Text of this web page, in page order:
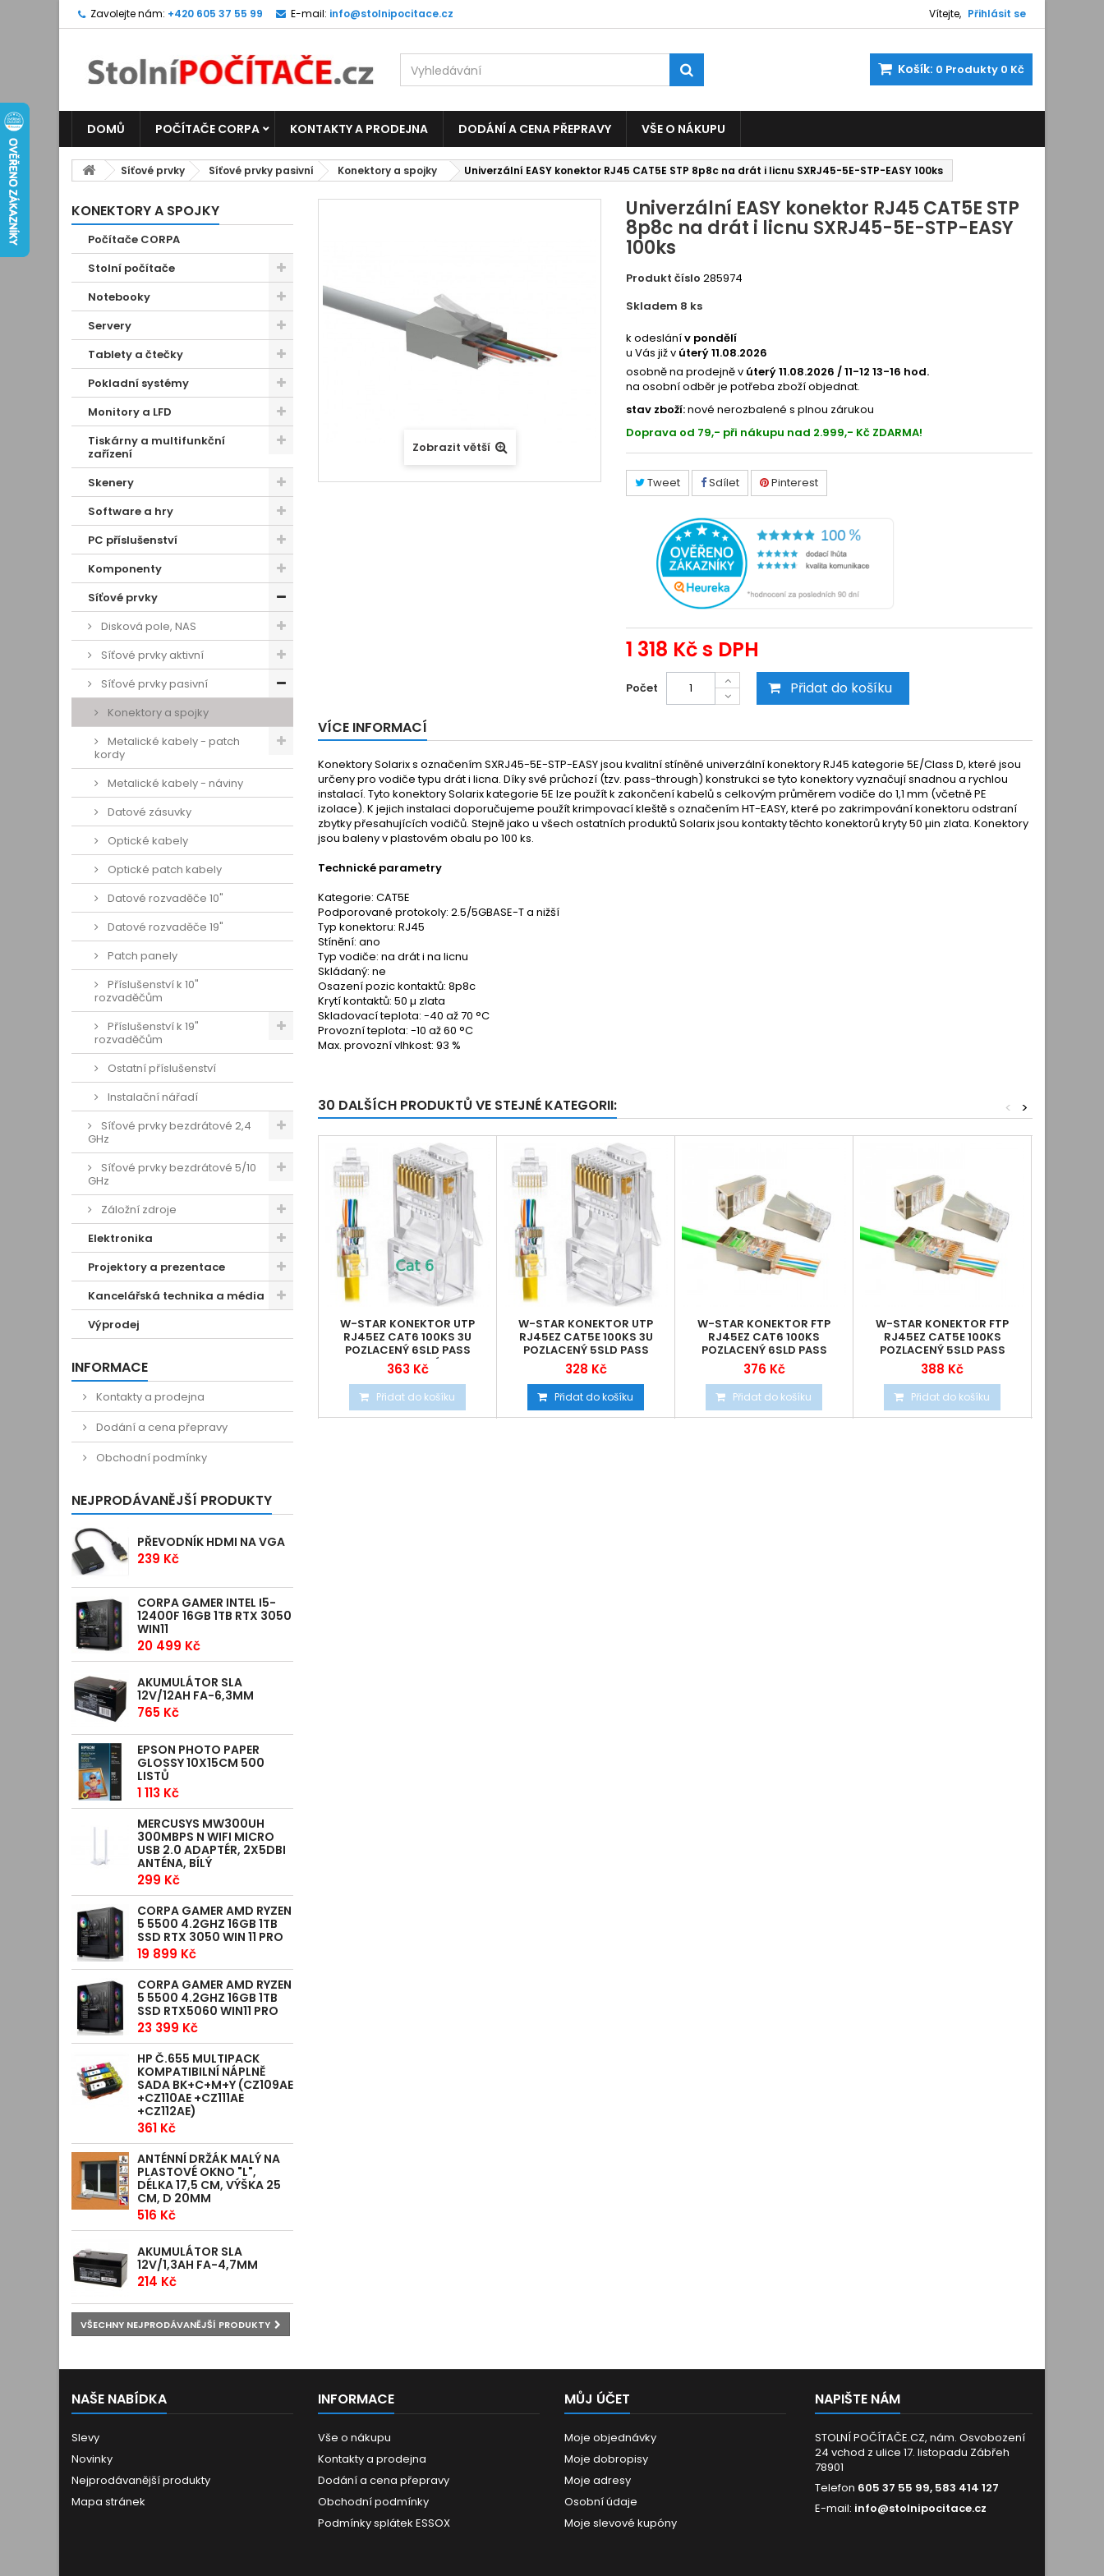
Vítejte, Přihlásit se
Zavolejte nám: +420 605 37 55 99 E-mail: info@stolnipocitace.cz
Košík: 0 Produkty 0 Kč
DOMŮ POČÍTAČE CORPA KONTAKTY A PRODEJNA DODÁNÍ A CENA PŘEPRAVY VŠE O NÁKUPU
Síťové prvky Síťové prvky pasivní Konektory a spojky Univerzální EASY konektor RJ45 CAT5E STP 8p8c na drát i licnu SXRJ45-5E-STP-EASY 100ks
KONEKTORY A SPOJKY
Počítače CORPA
Stolní počítače
Notebooky
Servery
Tablety a čtečky
Pokladní systémy
Monitory a LFD
Tiskárny a multifunkční
zařízení
Skenery
Software a hry
PC příslušenství
Komponenty
Síťové prvky
Disková pole, NAS
Síťové prvky aktivní
Síťové prvky pasivní
Konektory a spojky
Metalické kabely - patch
kordy
Metalické kabely - náviny
Datové zásuvky
Optické kabely
Optické patch kabely
Datové rozvaděče 10"
Datové rozvaděče 19"
Patch panely
Příslušenství k 10"
rozvaděčům
Příslušenství k 19"
rozvaděčům
Ostatní příslušenství
Instalační nářadí
Síťové prvky bezdrátové 2,4
GHz
Síťové prvky bezdrátové 5/10
GHz
Záložní zdroje
Elektronika
Projektory a prezentace
Kancelářská technika a média
Výprodej
INFORMACE
Kontakty a prodejna
Dodání a cena přepravy
Obchodní podmínky
NEJPRODÁVANĚJŠÍ PRODUKTY
PŘEVODNÍK HDMI NA VGA
239 Kč
CORPA GAMER INTEL I5-
12400F 16GB 1TB RTX 3050
WIN11
20 499 Kč
AKUMULÁTOR SLA
12V/12AH FA-6,3MM
765 Kč
EPSON PHOTO PAPER
GLOSSY 10X15CM 500
LISTŮ
1 113 Kč
MERCUSYS MW300UH
300MBPS N WIFI MICRO
USB 2.0 ADAPTÉR, 2X5DBI
ANTÉNA, BÍLÝ
299 Kč
CORPA GAMER AMD RYZEN
5 5500 4.2GHZ 16GB 1TB
SSD RTX 3050 WIN 11 PRO
19 899 Kč
CORPA GAMER AMD RYZEN
5 5500 4.2GHZ 16GB 1TB
SSD RTX5060 WIN11 PRO
23 399 Kč
HP Č.655 MULTIPACK
KOMPATIBILNÍ NÁPLNĚ
SADA BK+C+M+Y (CZ109AE
+CZ110AE +CZ111AE
+CZ112AE)
361 Kč
ANTÉNNÍ DRŽÁK MALÝ NA
PLASTOVÉ OKNO "L",
DÉLKA 17,5 CM, VÝŠKA 25
CM, D 20MM
516 Kč
AKUMULÁTOR SLA
12V/1,3AH FA-4,7MM
214 Kč
VŠECHNY NEJPRODÁVANĚJŠÍ PRODUKTY
Zobrazit větší
Univerzální EASY konektor RJ45 CAT5E STP
8p8c na drát i licnu SXRJ45-5E-STP-EASY
100ks
Produkt číslo 285974
Skladem 8 ks
k odeslánív pondělí
u Vás již v úterý 11.08.2026
osobně na prodejně v úterý 11.08.2026 / 11-12 13-16 hod.
na osobní odběr je potřeba zboží objednat.
stav zboží:nové nerozbalené s plnou zárukou
Doprava od 79,- při nákupu nad 2.999,- Kč ZDARMA!
Tweet Sdílet Pinterest
1 318 Kčs DPH
Počet Přidat do košíku
VÍCE INFORMACÍ
Konektory Solarix s označením SXRJ45-5E-STP-EASY jsou kvalitní stíněné univerzální konektory RJ45 kategorie 5E/Class D, které jsou
určeny pro vodiče typu drát i licna. Díky své průchozí (tzv. pass-through) konstrukci se tyto konektory vyznačují snadnou a rychlou
instalací. Tyto konektory Solarix kategorie 5E lze použít k zakončení kabelů s celkovým průměrem vodiče do 1,1 mm (včetně PE
izolace). K jejich instalaci doporučujeme použít krimpovací kleště s označením HT-EASY, které po zakrimpování konektoru odstraní
zbytky přesahujících vodičů. Stejně jako u všech ostatních produktů Solarix jsou kontakty těchto konektorů kryty 50 µin zlata. Konektory
jsou baleny v plastovém obalu po 100 ks.
Technické parametry
Kategorie: CAT5E
Podporované protokoly: 2.5/5GBASE-T a nižší
Typ konektoru: RJ45
Stínění: ano
Typ vodiče: na drát i na licnu
Skládaný: ne
Osazení pozic kontaktů: 8p8c
Krytí kontaktů: 50 µ zlata
Skladovací teplota: -40 až 70 °C
Provozní teplota: -10 až 60 °C
Max. provozní vlhkost: 93 %
30 DALŠÍCH PRODUKTŮ VE STEJNÉ KATEGORII: >
<
W-STAR KONEKTOR UTP
RJ45EZ CAT6 100KS 3U
POZLACENÝ 6SLD PASS
THROUGH DRÁT...
363 Kč
Přidat do košíku
W-STAR KONEKTOR UTP
RJ45EZ CAT5E 100KS 3U
POZLACENÝ 5SLD PASS
THROUGH RJ45EZC5S
328 Kč
Přidat do košíku
W-STAR KONEKTOR FTP
RJ45EZ CAT6 100KS
POZLACENÝ 6SLD PASS
THROUGH...
376 Kč
Přidat do košíku
W-STAR KONEKTOR FTP
RJ45EZ CAT5E 100KS
POZLACENÝ 5SLD PASS
THROUGH FRJ45EZC5S
388 Kč
Přidat do košíku
NAŠE NABÍDKA
Slevy
Novinky
Nejprodávanější produkty
Mapa stránek
INFORMACE
Vše o nákupu
Kontakty a prodejna
Dodání a cena přepravy
Obchodní podmínky
Podmínky splátek ESSOX
MŮJ ÚČET
Moje objednávky
Moje dobropisy
Moje adresy
Osobní údaje
Moje slevové kupóny
NAPIŠTE NÁM
STOLNÍ POČÍTAČE.CZ, nám. Osvobození
24 vchod z ulice 17. listopadu Zábřeh
78901
Telefon 605 37 55 99, 583 414 127
E-mail: info@stolnipocitace.cz